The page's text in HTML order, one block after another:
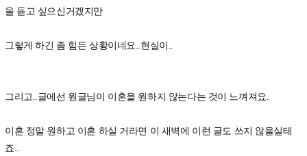
을 듣고 싶으신거겠지만
그렇게 하긴 좀 힘든 상황이네요..현실이..
그리고..글에선 원글님이 이혼을 원하지 않는다는 것이 느껴져요.
이혼 정말 원하고 이혼 하실 거라면 이 새벽에 이런 글도 쓰지 않을실테
죠..